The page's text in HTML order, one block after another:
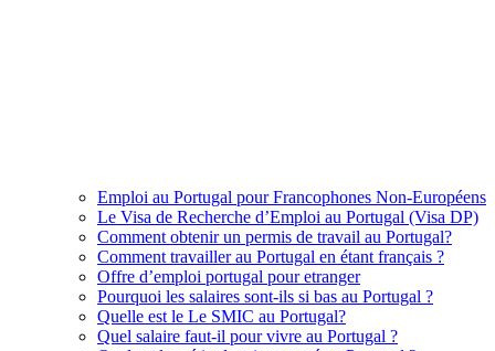
Emploi au Portugal pour Francophones Non-Européens
Le Visa de Recherche d’Emploi au Portugal (Visa DP)
Comment obtenir un permis de travail au Portugal?
Comment travailler au Portugal en étant français ?
Offre d’emploi portugal pour etranger
Pourquoi les salaires sont-ils si bas au Portugal ?
Quelle est le Le SMIC au Portugal?
Quel salaire faut-il pour vivre au Portugal ?